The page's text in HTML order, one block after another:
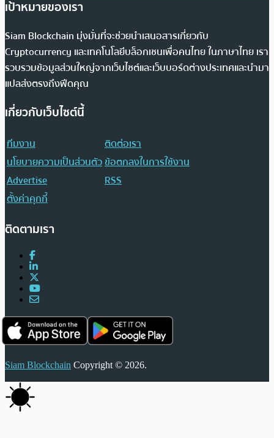
เป้าหมายของเรา
Siam Blockchain มุ่งมั่นที่จะช่วยนำเสนอสารเกี่ยวกับ
Cryptocurrency และเทคโนโลยีบล็อกเชนเพื่อคนไทย ในภาษาไทย เรา
รวบรวมข้อมูลส่วนใหญ่จากเว็บไซต์และเว็บบอร์ดต่างประเทศและนำมา
แปลส่งตรงถึงฟีดคุณ
เกี่ยวกับเว็บไซต์นี้
ทีมงาน
ติดต่อเรา
นโยบายความเป็นส่วนตัวข้อตกลงในการใช้งาน
Advertise
RSS
ตั้งค่าคุกกี้
ติดตามเรา
Siam Blockchain Copyright © 2026.